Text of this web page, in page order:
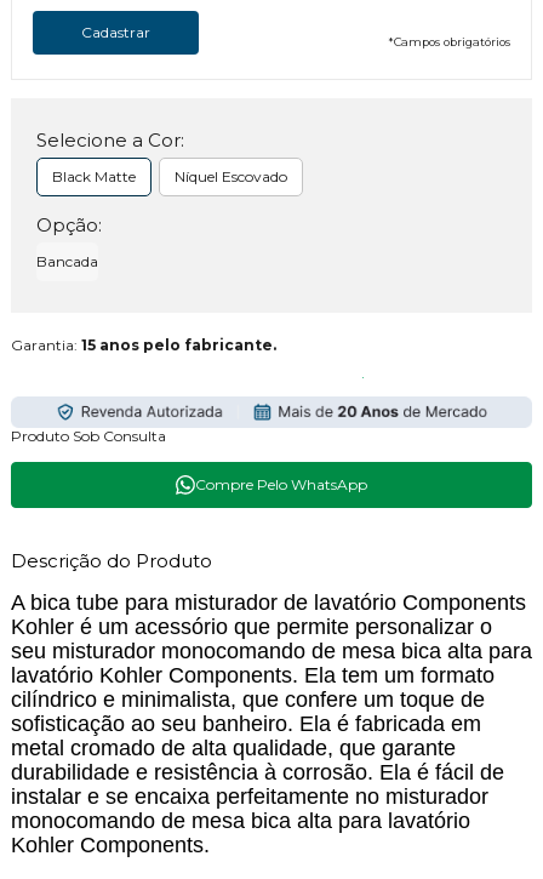
*Campos obrigatórios
Selecione a Cor:
Black Matte Níquel Escovado
Opção:
Bancada
Garantia: 15 anos pelo fabricante.
Produto Sob Consulta
Compre Pelo WhatsApp
Descrição do Produto
A bica tube para misturador de lavatório Components
Kohler é um acessório que permite personalizar o
seu misturador monocomando de mesa bica alta para
lavatório Kohler Components. Ela tem um formato
cilíndrico e minimalista, que confere um toque de
sofisticação ao seu banheiro. Ela é fabricada em
metal cromado de alta qualidade, que garante
durabilidade e resistência à corrosão. Ela é fácil de
instalar e se encaixa perfeitamente no misturador
monocomando de mesa bica alta para lavatório
Kohler Components.